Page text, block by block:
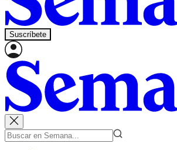
Suscríbete